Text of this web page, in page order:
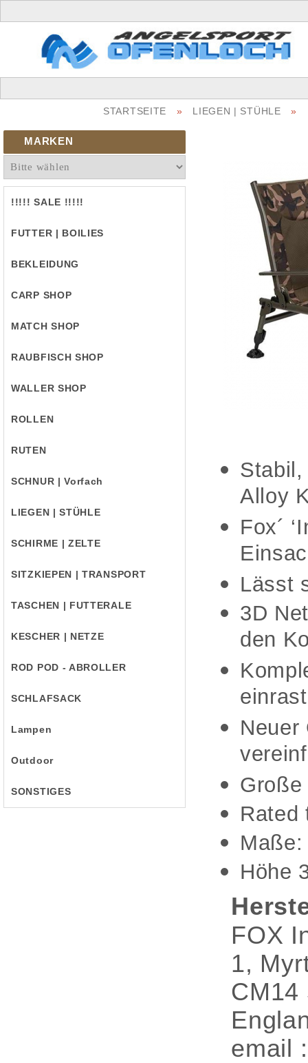
STARTSEITE » LIEGEN | STÜHLE »
MARKEN
!!!!! SALE !!!!!
FUTTER | BOILIES
BEKLEIDUNG
CARP SHOP
MATCH SHOP
RAUBFISCH SHOP
WALLER SHOP
ROLLEN
RUTEN
SCHNUR | Vorfach
LIEGEN | STÜHLE
SCHIRME | ZELTE
SITZKIEPEN | TRANSPORT
TASCHEN | FUTTERALE
KESCHER | NETZE
ROD POD - ABROLLER
SCHLAFSACK
Lampen
Outdoor
SONSTIGES
Alloy
Fox´
Lässt
3D
den
Neuer
Rated
Höhe
FOX
1,
CM14
email